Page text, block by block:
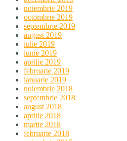
noiembrie 2019
octombrie 2019
septembrie 2019
august 2019
iulie 2019
iunie 2019
aprilie 2019
februarie 2019
ianuarie 2019
noiembrie 2018
septembrie 2018
august 2018
aprilie 2018
martie 2018
februarie 2018